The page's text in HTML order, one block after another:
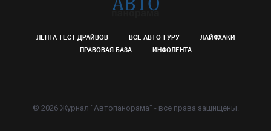
ЛЕНТА ТЕСТ-ДРАЙВОВ ВСЕ АВТО-ГУРУ
ЛАЙФХАКИ
ПРАВОВАЯ БАЗА
ИНФОЛЕНТА
© 2026 Журнал "Автопанорама" - все права защищены.